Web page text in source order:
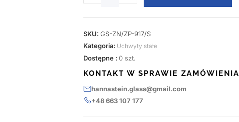
SKU: GS-ZN/ZP-917/S
Kategoria: Uchwyty stałe
Dostępne : 0 szt.
KONTAKT W SPRAWIE ZAMÓWIENIA
hannastein.glass@gmail.com
+48 663 107 177